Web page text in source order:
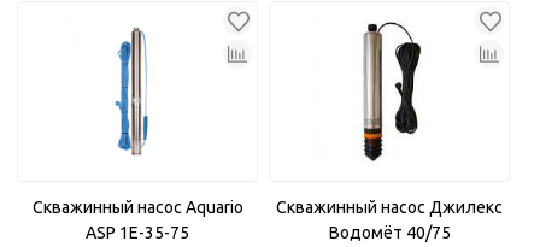
Скважинный насос Aquario
ASP 1E-35-75
Скважинный насос Джилекс
Водомёт 40/75